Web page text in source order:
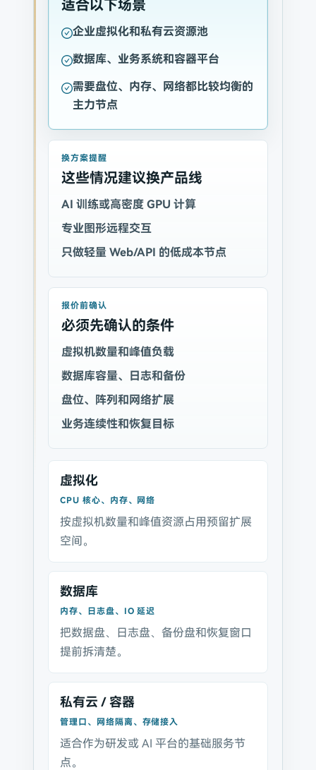
适合以下场景
企业虚拟化和私有云资源池
数据库、业务系统和容器平台
需要盘位、内存、网络都比较均衡的
主力节点
换方案提醒
这些情况建议换产品线
AI 训练或高密度 GPU 计算
专业图形远程交互
只做轻量 Web/API 的低成本节点
报价前确认
必须先确认的条件
虚拟机数量和峰值负载
数据库容量、日志和备份
盘位、阵列和网络扩展
业务连续性和恢复目标
虚拟化
CPU 核心、内存、网络
按虚拟机数量和峰值资源占用预留扩展
空间。
数据库
内存、日志盘、IO 延迟
把数据盘、日志盘、备份盘和恢复窗口
提前拆清楚。
私有云 / 容器
管理口、网络隔离、存储接入
适合作为研发或 AI 平台的基础服务节
点。